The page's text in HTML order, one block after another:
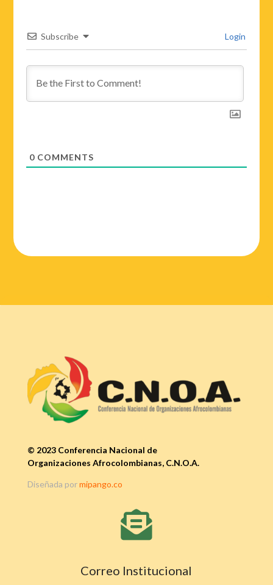
Subscribe Login
0 COMMENTS
© 2023 Conferencia Nacional de
Organizaciones Afrocolombianas, C.N.O.A.
Diseñada pormipango.co

Correo Institucional